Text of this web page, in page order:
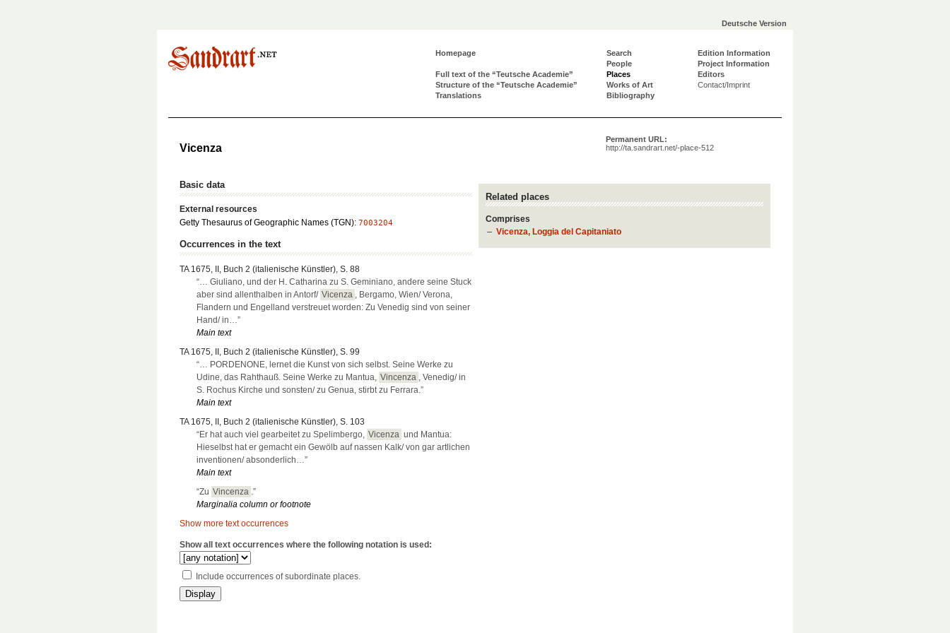
Deutsche Version
Homepage
Full text of the “Teutsche Academie”
Structure of the “Teutsche Academie”
Translations
Search
People
Places
Works of Art
Bibliography
Edition Information
Project Information
Editors
Contact/Imprint
Permanent URL:
http://ta.sandrart.net/-place-512
Vicenza
Related places
Comprises
Vicenza, Loggia del Capitaniato
Basic data
External resources
Getty Thesaurus of Geographic Names (TGN): 7003204
Occurrences in the text
TA 1675, II, Buch 2 (italienische Künstler), S. 88
“… Giuliano, und der H. Catharina zu S. Geminiano, andere seine Stuck
aber sind allenthalben in Antorf/ Vicenza , Bergamo, Wien/ Verona,
Flandern und Engelland verstreuet worden: Zu Venedig sind von seiner
Hand/ in…”
Main text
TA 1675, II, Buch 2 (italienische Künstler), S. 99
“… PORDENONE, lernet die Kunst von sich selbst. Seine Werke zu
Udine, das Rahthauß. Seine Werke zu Mantua, Vincenza , Venedig/ in
S. Rochus Kirche und sonsten/ zu Genua, stirbt zu Ferrara.”
Main text
TA 1675, II, Buch 2 (italienische Künstler), S. 103
“Er hat auch viel gearbeitet zu Spelimbergo, Vicenza und Mantua:
Hieselbst hat er gemacht ein Gewölb auf nassen Kalk/ von gar artlichen
inventionen/ absonderlich…”
Main text
“Zu Vincenza .”
Marginalia column or footnote
Show more text occurrences
Show all text occurrences where the following notation is used:
Include occurrences of subordinate places.